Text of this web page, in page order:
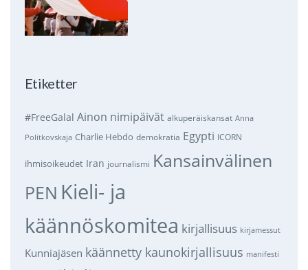
Etiketter
#FreeGalal Ainon nimipäivät alkuperäiskansat Anna
Politkovskaja Charlie Hebdo demokratia Egypti ICORN
ihmisoikeudet Iran journalismi Kansainvälinen
PEN Kieli- ja
käännöskomitea kirjallisuus kirjamessut
Kunniajäsen käännetty kaunokirjallisuus manifesti